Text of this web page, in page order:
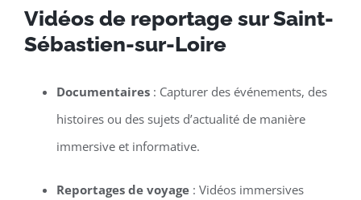
Vidéos de reportage sur Saint-
Sébastien-sur-Loire
Documentaires: Capturer des événements, des
histoires ou des sujets d’actualité de manière
immersive et informative.
Reportages de voyage: Vidéos immersives